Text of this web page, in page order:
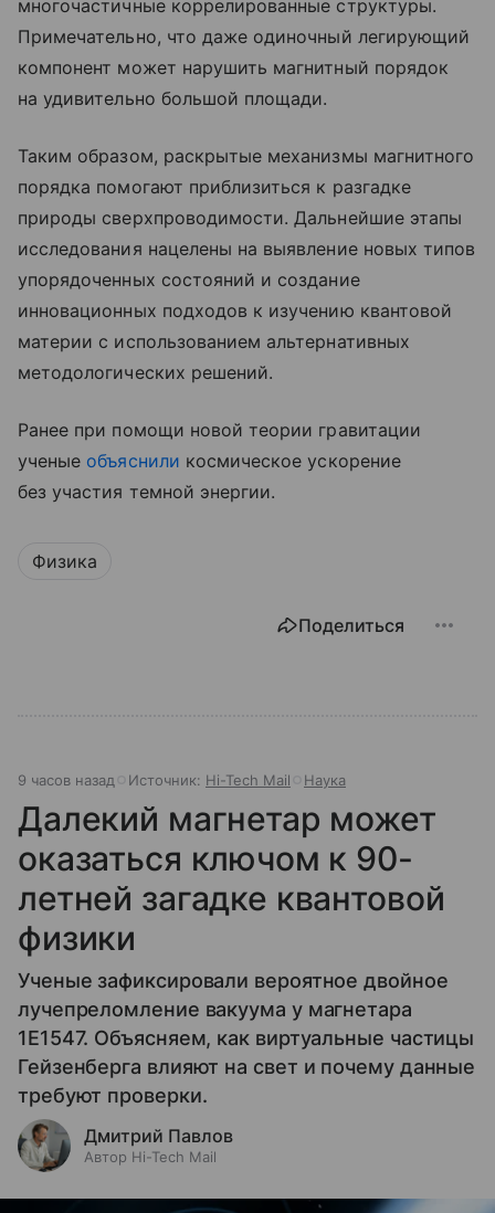
многочастичные коррелированные структуры.
Примечательно, что даже одиночный легирующий
компонент может нарушить магнитный порядок
на удивительно большой площади.
Таким образом, раскрытые механизмы магнитного
порядка помогают приблизиться к разгадке
природы сверхпроводимости. Дальнейшие этапы
исследования нацелены на выявление новых типов
упорядоченных состояний и создание
инновационных подходов к изучению квантовой
материи с использованием альтернативных
методологических решений.
Ранее при помощи новой теории гравитации
ученые объяснили космическое ускорение
без участия темной энергии.
Физика
Поделиться
9 часов назад Источник: Hi-Tech Mail Наука
Далекий магнетар может
оказаться ключом к 90-
летней загадке квантовой
физики
Ученые зафиксировали вероятное двойное
лучепреломление вакуума у магнетара
1E1547. Объясняем, как виртуальные частицы
Гейзенберга влияют на свет и почему данные
требуют проверки.
Дмитрий Павлов
Автор Hi-Tech Mail